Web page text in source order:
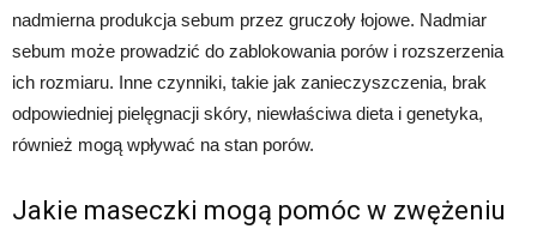
nadmierna produkcja sebum przez gruczoły łojowe. Nadmiar
sebum może prowadzić do zablokowania porów i rozszerzenia
ich rozmiaru. Inne czynniki, takie jak zanieczyszczenia, brak
odpowiedniej pielęgnacji skóry, niewłaściwa dieta i genetyka,
również mogą wpływać na stan porów.
Jakie maseczki mogą pomóc w zwężeniu